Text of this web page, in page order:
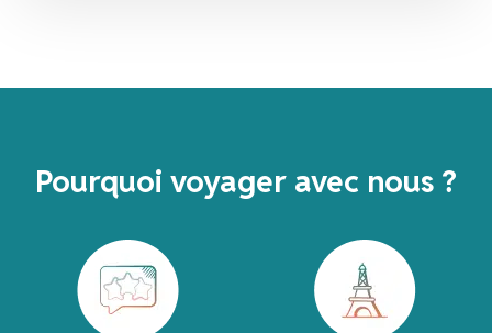
Pourquoi voyager avec nous ?